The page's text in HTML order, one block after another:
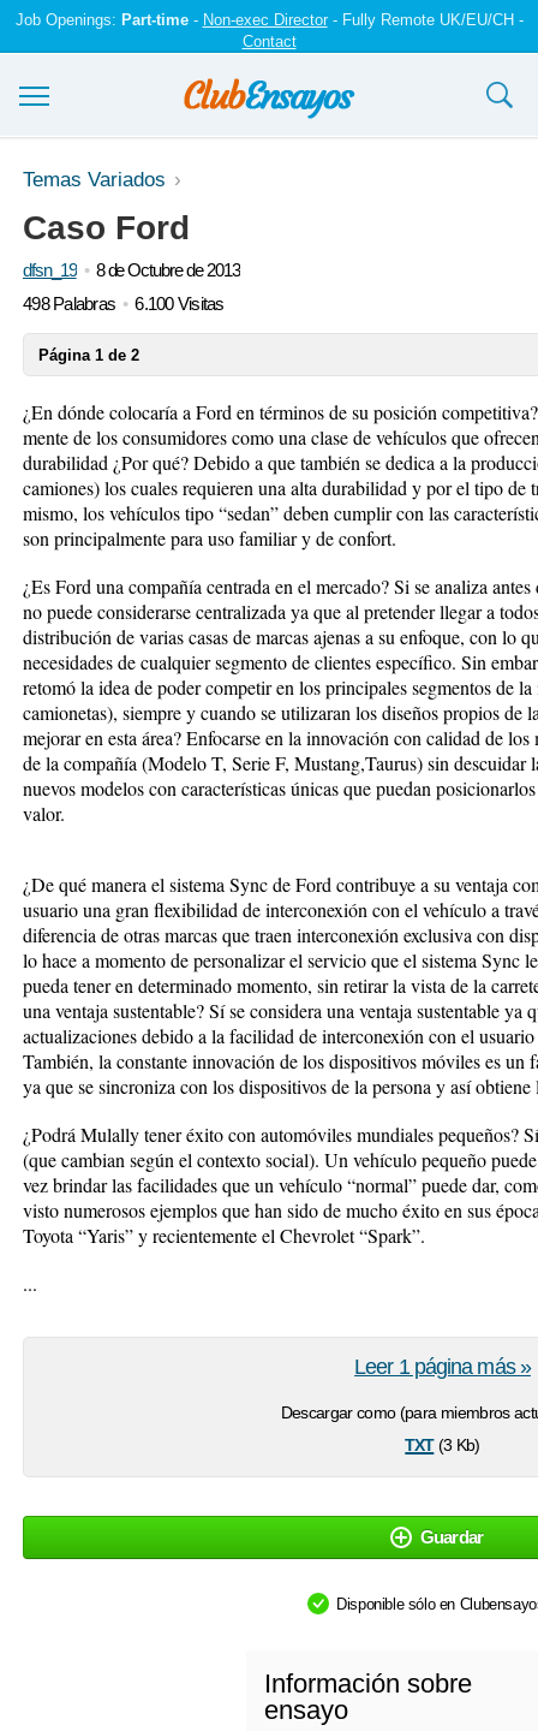
Job Openings: Part-time- Non-exec Director- Fully Remote UK/EU/CH -
Contact
Ensayos y trabajos
Registrarse
Iniciar sesión
Temas Variados
Caso Ford
dfsn_19
8 de Octubre de 2013
498 Palabras
6.100 Visitas
Página 1 de 2
¿En dónde colocaría a Ford en términos de su posición
mente de los consumidores como una clase de vehículos que
durabilidad ¿Por qué? Debido a que también se dedica a la
camiones) los cuales requieren una alta durabilidad y por el tipo de
mismo, los vehículos tipo “sedan” deben cumplir con las
son principalmente para uso familiar y de confort.
¿Es Ford una compañía centrada en el mercado? Si se analiza
no puede considerarse centralizada ya que al pretender llegar a
distribución de varias casas de marcas ajenas a su enfoque, con lo
necesidades de cualquier segmento de clientes específico. Sin
retomó la idea de poder competir en los principales segmentos de
camionetas), siempre y cuando se utilizaran los diseños propios de
mejorar en esta área? Enfocarse en la innovación con calidad de
de la compañía (Modelo T, Serie F, Mustang,Taurus) sin descuidar
nuevos modelos con características únicas que puedan
valor.
¿De qué manera el sistema Sync de Ford contribuye a su ventaja
usuario una gran flexibilidad de interconexión con el vehículo a
diferencia de otras marcas que traen interconexión exclusiva con
lo hace a momento de personalizar el servicio que el sistema Sync
pueda tener en determinado momento, sin retirar la vista de la
una ventaja sustentable? Sí se considera una ventaja sustentable ya
actualizaciones debido a la facilidad de interconexión con el
También, la constante innovación de los dispositivos móviles es un
ya que se sincroniza con los dispositivos de la persona y así
¿Podrá Mulally tener éxito con automóviles mundiales pequeños?
(que cambian según el contexto social). Un vehículo pequeño
vez brindar las facilidades que un vehículo “normal” puede dar,
visto numerosos ejemplos que han sido de mucho éxito en sus
Toyota “Yaris” y recientemente el Chevrolet “Spark”.
...
Descargar como (para miembros
txt(3 Kb)
Leer 1 página más »
Guardar
Disponible sólo en
Información sobre
ensayo